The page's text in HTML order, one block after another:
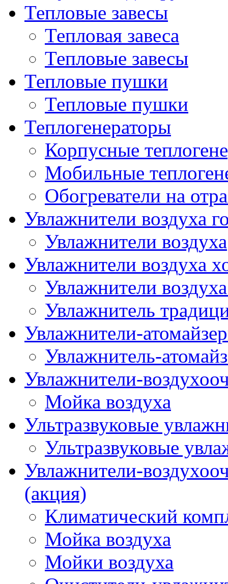
Тепловые завесы
Тепловая завеса
Тепловые завесы
Тепловые пушки
Тепловые пушки
Теплогенераторы
Корпусные
Мобильные
Обогреватели на
Увлажнители воздуха
Увлажнители воздуха
Увлажнители воздуха
Увлажнители
Увлажнитель
Увлажнители-
Увлажнитель-
Увлажнители-
Мойка воздуха
Ультразвуковые
Ультразвуковые
Увлажнители-
(акция)
Климатический
Мойка воздуха
Мойки воздуха